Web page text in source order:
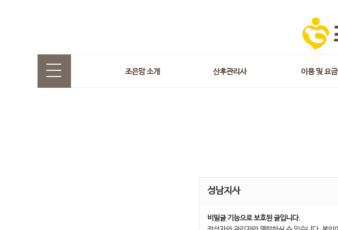
조은맘 소개 산후관리사 이용 및 요
성남지사
비밀글 기능으로 보호된 글입니다.